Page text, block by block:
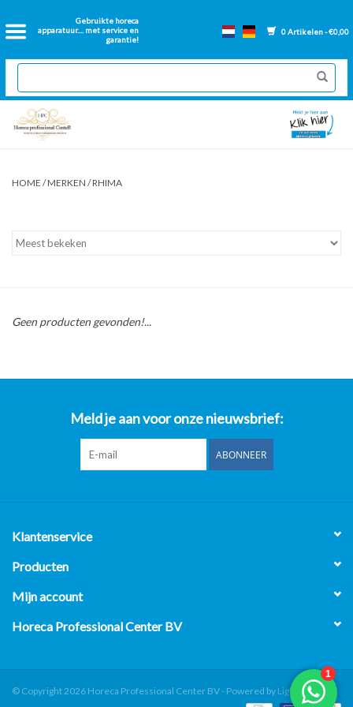
Gebruikte horeca
apparatuur.... met service en
garantie!
0 Artikelen - €0,00
Home
2dehands Horeca
Nieuwe apparatuur
Onderdelen bakwanden
Over ons
HOME /MERKEN /RHIMA
Geen producten gevonden!...
Meld je aan voor onze nieuwsbrief:
ABONNEER
Klantenservice
Producten
Mijn account
Horeca Professional Center BV
© Copyright 2026 Horeca Professional Center BV - Powered by Lightspeed